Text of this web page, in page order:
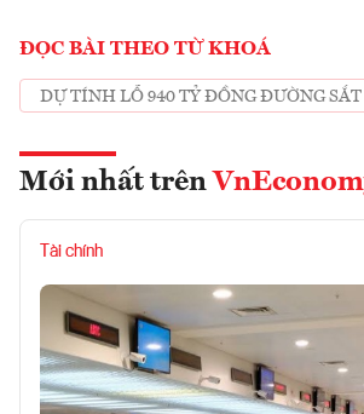
ĐỌC BÀI THEO TỪ KHOÁ
DỰ TÍNH LỖ 940 TỶ ĐỒNG ĐƯỜNG SẮT
Mới nhất trên
Tài chính